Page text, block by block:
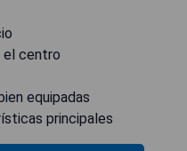
el centro
equipadas
principales